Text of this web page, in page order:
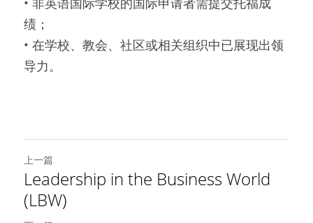
绩；
• 在学校、教会、社区或相关组织中已展现出领
导力。
上一篇
Leadership in the Business World
(LBW)